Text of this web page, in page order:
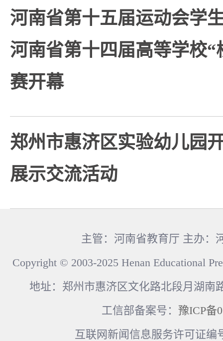
河南省第十五届运动会学
河南省第十四届高等学校“
赛开幕
郑州市惠济区实验幼儿园
展示交流活动
主管：河南省教育厅 主办：
Copyright © 2003-2025 Henan Educational
地址：郑州市惠济区文化路北段月湖南
工信部备案号： 豫ICP备
互联网新闻信息服务许可证编